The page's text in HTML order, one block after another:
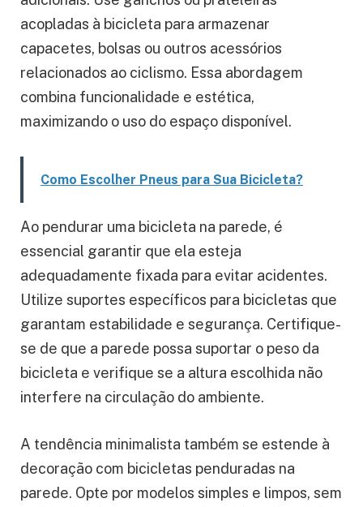
acopladas à bicicleta para armazenar
capacetes, bolsas ou outros acessórios
relacionados ao ciclismo. Essa abordagem
combina funcionalidade e estética,
maximizando o uso do espaço disponível.
Como Escolher Pneus para Sua Bicicleta?
Ao pendurar uma bicicleta na parede, é
essencial garantir que ela esteja
adequadamente fixada para evitar acidentes.
Utilize suportes específicos para bicicletas que
garantam estabilidade e segurança. Certifique-
se de que a parede possa suportar o peso da
bicicleta e verifique se a altura escolhida não
interfere na circulação do ambiente.
A tendência minimalista também se estende à
decoração com bicicletas penduradas na
parede. Opte por modelos simples e limpos, sem